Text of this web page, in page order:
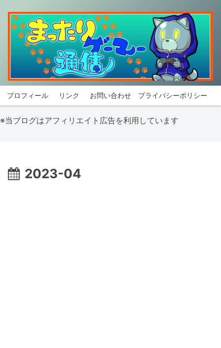
プロフィール リンク お問い合わせ プライバシーポリシー
※当ブログはアフィリエイト広告を利用しています
2023-04